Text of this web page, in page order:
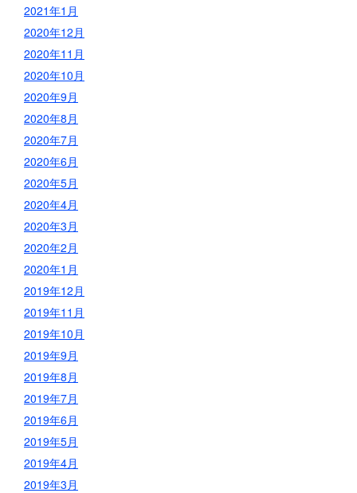
2021年1月
2020年12月
2020年11月
2020年10月
2020年9月
2020年8月
2020年7月
2020年6月
2020年5月
2020年4月
2020年3月
2020年2月
2020年1月
2019年12月
2019年11月
2019年10月
2019年9月
2019年8月
2019年7月
2019年6月
2019年5月
2019年4月
2019年3月